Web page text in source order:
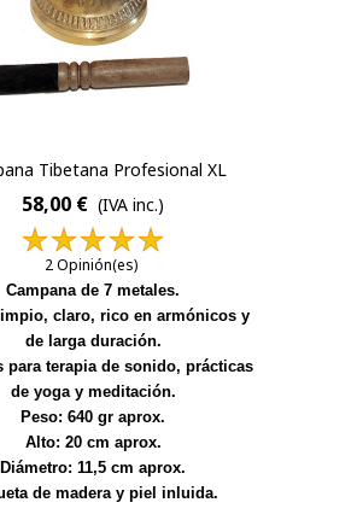
Tibetana Profesional XL
58,00 € (IVA inc.)
2 Opinión(es)
Campana de 7 metales.
claro, rico en armónicos y
de larga duración.
para terapia de sonido, prácticas
de yoga y meditación.
Peso: 640 gr aprox.
Alto: 20 cm aprox.
Diámetro: 11,5 cm aprox.
de madera y piel inluida.